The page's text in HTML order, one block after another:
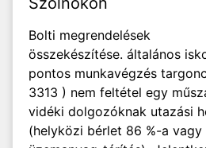
Bolti megrendelések
összekészítése. általános
pontos munkavégzés
3313 ) nem feltétel egy
vidéki dolgozóknak utazási
(helyközi bérlet 86 %-a vagy